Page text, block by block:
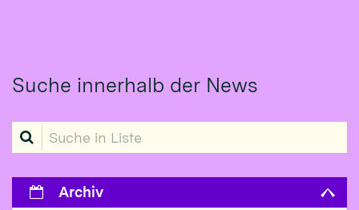
Suche innerhalb der News
Suche in Liste
Archiv